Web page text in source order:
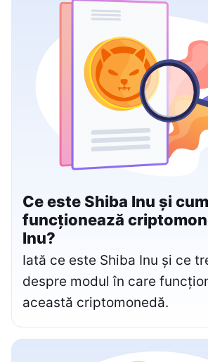
Ce este Shiba Inu și cum
funcționează
Inu?
Iată ce este Shiba Inu și ce
despre modul în care
această criptomonedă.